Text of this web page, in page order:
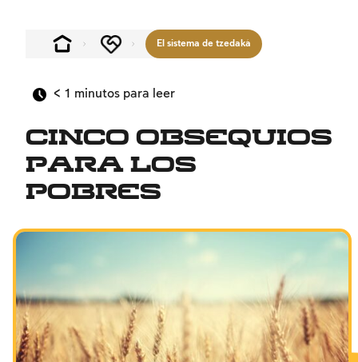
El sistema de tzedaká
Cinco obsequios
para los
pobres
< 1 minutos para leer